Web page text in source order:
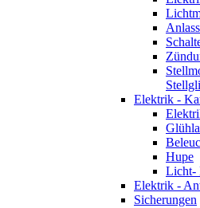
Elektrik -
Hupe
Licht-
Elektrik -
Sicherungen